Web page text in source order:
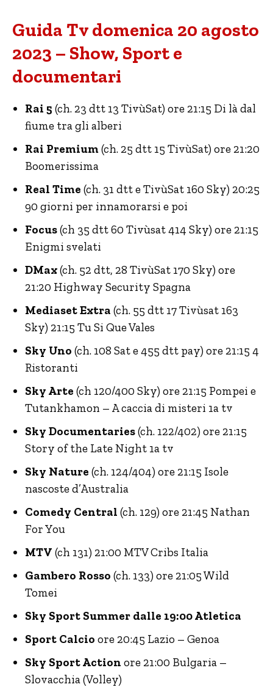
Guida Tv domenica 20 agosto
2023 – Show, Sport e
documentari
Rai 5 (ch. 23 dtt 13 TivùSat) ore 21:15 Di là dal
fiume tra gli alberi
Rai Premium(ch. 25 dtt 15 TivùSat) ore 21:20
Boomerissima
Real Time (ch. 31 dtt e TivùSat 160 Sky) 20:25
90 giorni per innamorarsi e poi
Focus(ch 35 dtt 60 Tivùsat 414 Sky) ore 21:15
Enigmi svelati
DMax(ch. 52 dtt, 28 TivùSat 170 Sky) ore
21:20 Highway Security Spagna
Mediaset Extra (ch. 55 dtt 17 Tivùsat 163
Sky) 21:15 Tu Si Que Vales
Sky Uno (ch. 108 Sat e 455 dtt pay) ore 21:15 4
Ristoranti
Sky Arte (ch 120/400 Sky) ore 21:15 Pompei e
Tutankhamon – A caccia di misteri 1a tv
Sky Documentaries(ch. 122/402) ore 21:15
Story of the Late Night 1a tv
Sky Nature (ch. 124/404) ore 21:15 Isole
nascoste d’Australia
Comedy Central (ch. 129) ore 21:45 Nathan
For You
MTV (ch 131) 21:00 MTV Cribs Italia
Gambero Rosso (ch. 133) ore 21:05 Wild
Tomei
Sky Sport Summer dalle 19:00 Atletica
Sport Calcio ore 20:45 Lazio – Genoa
Sky Sport Action ore 21:00 Bulgaria –
Slovacchia (Volley)